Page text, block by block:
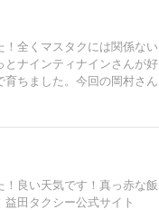
！全くマスタクには関係ない
とナインティナインさんが好
育ちました。今回の岡村さん
！良い天気です！真っ赤な飯
益田タクシー公式サイト